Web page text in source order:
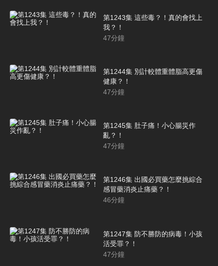
第1243集 這些毒？！真的會找上
我？！
47分鐘
第1244集 別計較體重體脂高更傷
健康？！
47分鐘
第1245集 肚子痛！小心腸災作
亂？！
47分鐘
第1246集 出國必買藥怎麼挑綜合
感冒藥消炎止痛藥？！
46分鐘
第1247集 防不勝防的病毒！小孩
活受罪？！
47分鐘